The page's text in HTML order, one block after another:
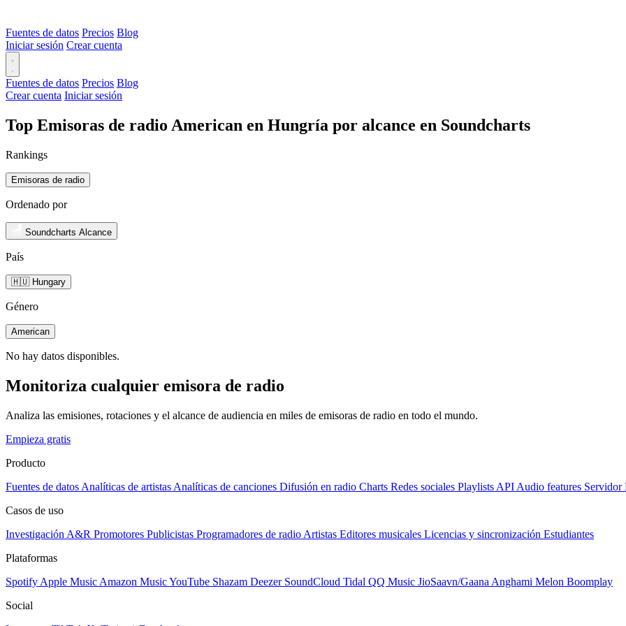
Fuentes de datos Precios Blog
Iniciar sesión Crear cuenta
Fuentes de datos Precios Blog
Crear cuenta Iniciar sesión
Top Emisoras de radio American en Hungría por alcance en Soundcharts
Rankings
Emisoras de radio
Ordenado por
Soundcharts Alcance
País
🇭🇺 Hungary
Género
American
No hay datos disponibles.
Monitoriza cualquier emisora de radio
Analiza las emisiones, rotaciones y el alcance de audiencia en miles de emisoras de radio en todo el mundo.
Empieza gratis
Producto
Fuentes de datos Analíticas de artistas Analíticas de canciones Difusión en radio Charts Redes sociales Playlists API Audio features Servidor
Casos de uso
Investigación A&R Promotores Publicistas Programadores de radio Artistas Editores musicales Licencias y sincronización Estudiantes
Plataformas
Spotify Apple Music Amazon MusicYouTube Shazam Deezer SoundCloud Tidal QQ Music JioSaavn/Gaana Anghami Melon Boomplay
Social